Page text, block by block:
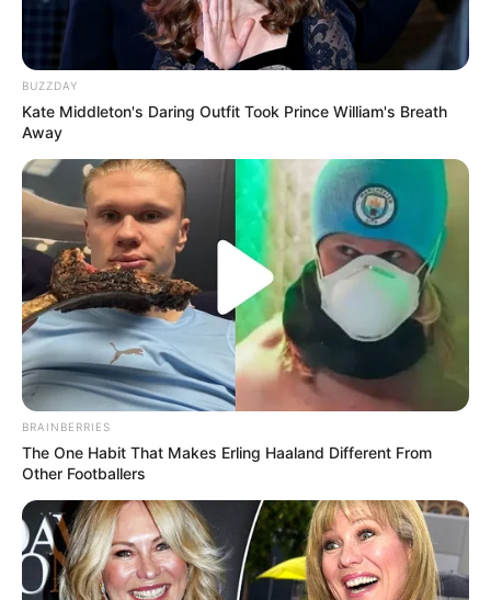
BUZZDAY
Kate Middleton's Daring Outfit Took Prince William's Breath
Away
BRAINBERRIES
The One Habit That Makes Erling Haaland Different From
Other Footballers